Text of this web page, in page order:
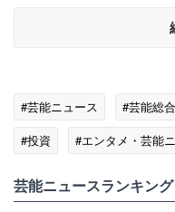
#芸能ニュース #芸能総
#投資
#エンタメ・芸能
芸能ニュースランキング